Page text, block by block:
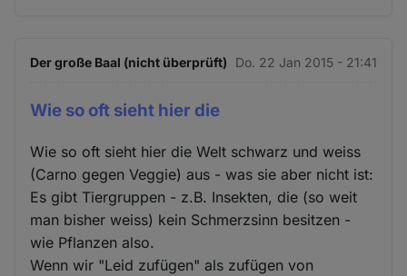
Der große Baal (nicht überprüft) Do. 22 Jan 2015 - 21:41
Wie so oft sieht hier die
Wie so oft sieht hier die Welt schwarz und weiss
(Carno gegen Veggie) aus - was sie aber nicht ist:
Es gibt Tiergruppen - z.B. Insekten, die (so weit
man bisher weiss) kein Schmerzsinn besitzen -
wie Pflanzen also.
Wenn wir "Leid zufügen" als zufügen von